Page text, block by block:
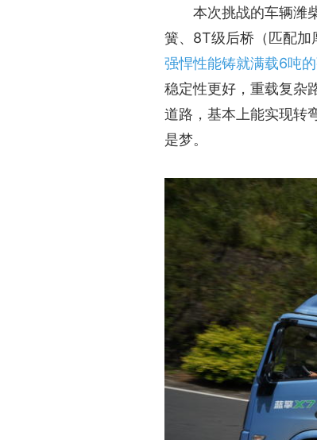
本次挑战的车辆潍
簧、8T级后桥（匹配加
强悍性能铸就满载6吨的
稳定性更好，重载复杂
道路，基本上能实现转
是梦。